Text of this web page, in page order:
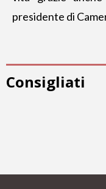
presidente di
Consigliati